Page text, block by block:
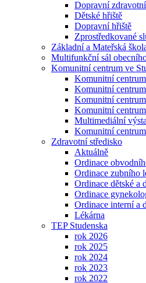
Dopravní
Dětské hřiště
Dopravní hřiště
Zprostředkované
Základní a Mateřská
Multifunkční sál
Komunitní centrum ve
Komunitní
Komunitní
Komunitní
Komunitní
Multimediální
Komunitní
Zdravotní středisko
Aktuálně
Ordinace
Ordinace zubního
Ordinace dětské a
Ordinace
Ordinace interní a
Lékárna
TEP Studenska
rok 2026
rok 2025
rok 2024
rok 2023
rok 2022